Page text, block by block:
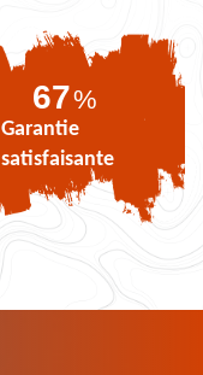
82%
Garantie
satisfaisante